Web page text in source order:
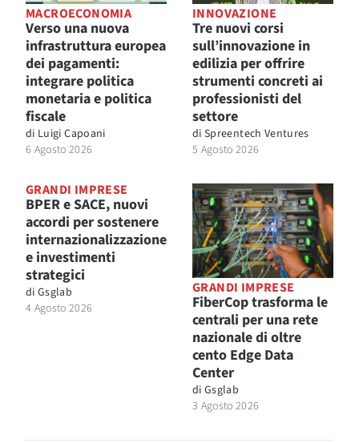
MACROECONOMIA
Verso una nuova
infrastruttura europea
dei pagamenti:
integrare politica
monetaria e politica
fiscale
di Luigi Capoani
6 Agosto 2026
INNOVAZIONE
Tre nuovi corsi
sull’innovazione in
edilizia per offrire
strumenti concreti ai
professionisti del
settore
di Spreentech Ventures
5 Agosto 2026
GRANDI IMPRESE
BPER e SACE, nuovi
accordi per sostenere
internazionalizzazione
e investimenti
strategici
di Gsglab
4 Agosto 2026
GRANDI IMPRESE
FiberCop trasforma le
centrali per una rete
nazionale di oltre
cento Edge Data
Center
di Gsglab
3 Agosto 2026